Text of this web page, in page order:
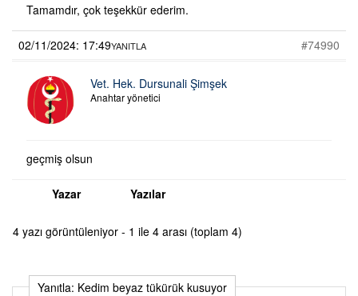
Tamamdır, çok teşekkür ederim.
02/11/2024: 17:49 #74990
YANITLA
Vet. Hek. Dursunali Şimşek
Anahtar yönetici
geçmiş olsun
Yazar Yazılar
4 yazı görüntüleniyor - 1 ile 4 arası (toplam 4)
Yanıtla: Kedim beyaz tükürük kusuyor